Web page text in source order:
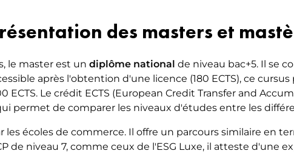
des masters et
le master est un diplôme national de niveau bac+5. Il se
après l'obtention d'une licence (180 ECTS), ce
Le crédit ECTS (European Credit Transfer and
permet de comparer les niveaux d'études entre les
les écoles de commerce. Il offre un parcours similaire en
de niveau 7, comme ceux de l'ESG Luxe, il atteste d'une
& DÉCORATION D’INTÉRIEUR